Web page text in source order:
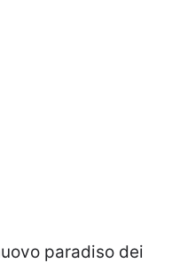
paradiso dei